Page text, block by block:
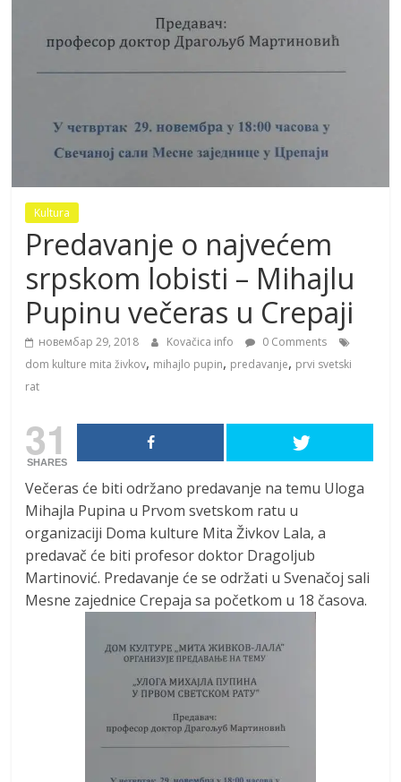
Kultura
Predavanje o najvećem
srpskom lobisti – Mihajlu
Pupinu večeras u Crepaji
новембар 29, 2018 Kovačica info
0 Comments
dom kulture mita živkov, mihajlo pupin, predavanje, prvi svetski
rat
31
SHARES
Večeras će biti održano predavanje na temu Uloga
Mihajla Pupina u Prvom svetskom ratu u
organizaciji Doma kulture Mita Živkov Lala, a
predavač će biti profesor doktor Dragoljub
Martinović. Predavanje će se održati u Svenačoj sali
Mesne zajednice Crepaja sa početkom u 18 časova.